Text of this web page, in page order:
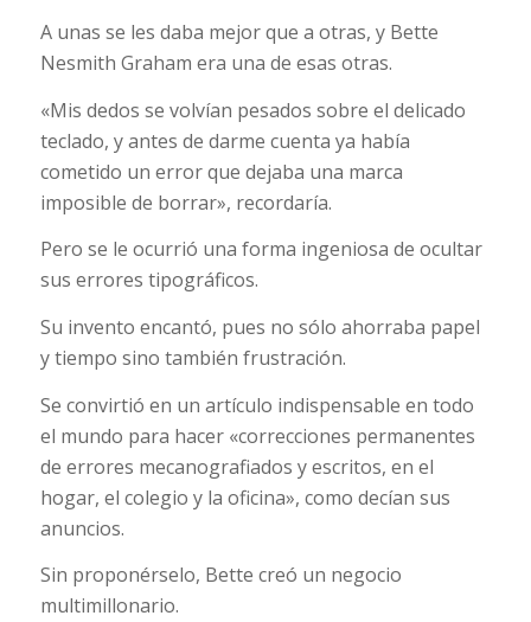
A unas se les daba mejor que a otras, y Bette
Nesmith Graham era una de esas otras.
«Mis dedos se volvían pesados sobre el delicado
teclado, y antes de darme cuenta ya había
cometido un error que dejaba una marca
imposible de borrar», recordaría.
Pero se le ocurrió una forma ingeniosa de ocultar
sus errores tipográficos.
Su invento encantó, pues no sólo ahorraba papel
y tiempo sino también frustración.
Se convirtió en un artículo indispensable en todo
el mundo para hacer «correcciones permanentes
de errores mecanografiados y escritos, en el
hogar, el colegio y la oficina», como decían sus
anuncios.
Sin proponérselo, Bette creó un negocio
multimillonario.